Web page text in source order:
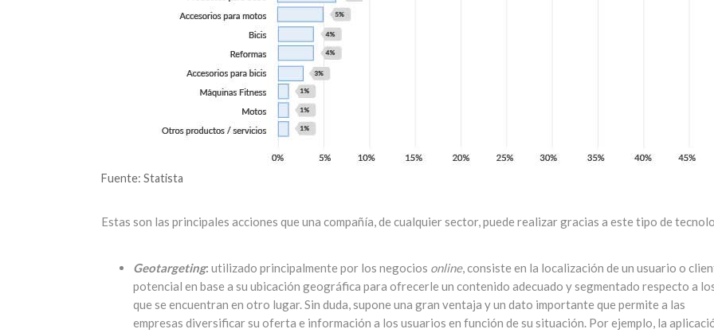
Fuente: Statista
Estas son las principales acciones que una compañía, de cualquier sector, puede realizar gracias a este tipo de
Geotargeting: utilizado principalmente por los negocios online, consiste en la localización de un usuario o
potencial en base a su ubicación geográfica para ofrecerle un contenido adecuado y segmentado respecto a
que se encuentran en otro lugar. Sin duda, supone una gran ventaja y un dato importante que permite a las
empresas diversificar su oferta e información a los usuarios en función de su situación. Por ejemplo, la